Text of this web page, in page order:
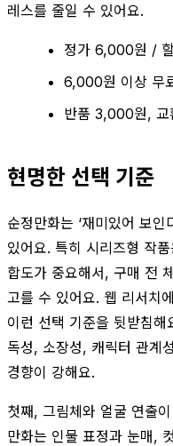
레스를 줄일 수 있어요.
정가 6,000원 /
6,000원 이상 무
반품 3,000원, 교
현명한 선택 기준
순정만화는 ‘재미있어 보
있어요. 특히 시리즈형 작
합도가 중요해서, 구매 전
고를 수 있어요. 웹 리서치
이런 선택 기준을 뒷받침
독성, 소장성, 캐릭터 관계
경향이 강해요.
첫째, 그림체와 얼굴 연출
만화는 인물 표정과 눈매,